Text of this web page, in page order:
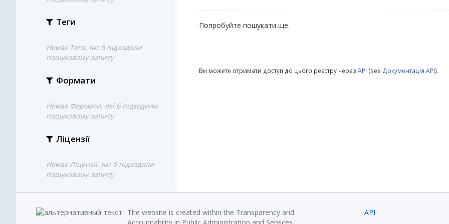
Теги
Немає Теги, які б підходили
пошуковому запиту
Формати
Немає Формати, які б підходили
пошуковому запиту
Ліцензії
Немає Ліцензії, які б підходили
пошуковому запиту
Попробуйте пошукати ще.
Ви можете отримати доступ до цього реєстру через API (see Документація API).
The website is created within the Transparency and
API